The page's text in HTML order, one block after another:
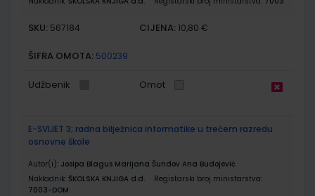
SKU: 567184 CIJENA: 10,80 €
ŠIFRA OMOTA: 500239
Udžbenik Omot
E-SVIJET 3; radna bilježnica informatike u trećem razredu
osnovne škole
Autor(i): Josipa Blagus Marijana Šundov Ana Budojević
Nakladnik: ŠKOLSKA KNJIGA d.d.
Registarski broj ministarstva:
7003-DOM